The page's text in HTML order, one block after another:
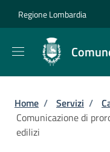
Regione Lombardia
Briciole di
Home / Servizi /
Comunicazione di
edilizi